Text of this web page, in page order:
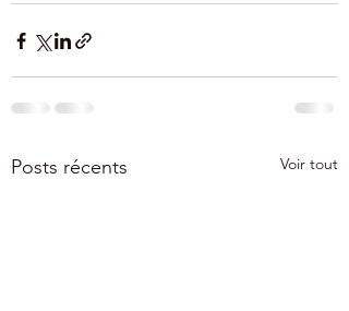
Posts récents Voir tout